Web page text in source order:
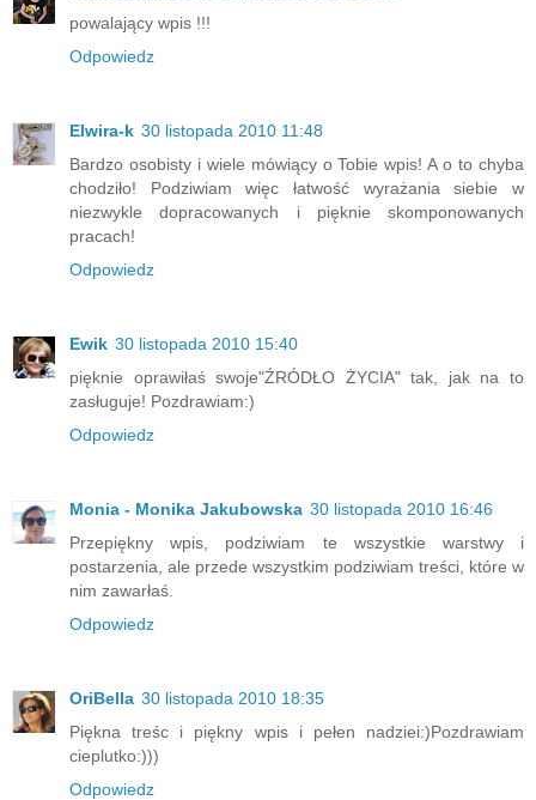
powalający wpis !!!
Odpowiedz
Elwira-k 30 listopada 2010 11:48
Bardzo osobisty i wiele mówiący o Tobie wpis! A o to chyba
chodziło! Podziwiam więc łatwość wyrażania siebie w
niezwykle dopracowanych i pięknie skomponowanych
pracach!
Odpowiedz
Ewik 30 listopada 2010 15:40
pięknie oprawiłaś swoje"ŹRÓDŁO ŻYCIA" tak, jak na to
zasługuje! Pozdrawiam:)
Odpowiedz
Monia - Monika Jakubowska 30 listopada 2010 16:46
Przepiękny wpis, podziwiam te wszystkie warstwy i
postarzenia, ale przede wszystkim podziwiam treści, które w
nim zawarłaś.
Odpowiedz
OriBella 30 listopada 2010 18:35
Piękna treśc i piękny wpis i pełen nadziei:)Pozdrawiam
cieplutko:)))
Odpowiedz